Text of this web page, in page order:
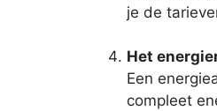
je de
Het
Een
compleet